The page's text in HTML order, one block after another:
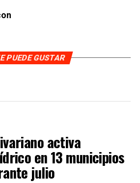
PUEDE GUSTAR
activa
en 13 municipios
julio